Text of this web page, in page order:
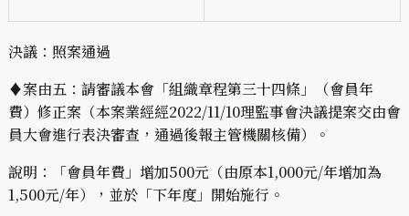
決議：照案通過
♦案由五：請審議本會「組織章程第三十四條」（會員年
費）修正案（本案業經經2022/11/10理監事會決議提案交由會
員大會進行表決審查，通過後報主管機關核備）。
說明：「會員年費」增加500元（由原本1,000元/年增加為
1,500元/年），並於「下年度」開始施行。